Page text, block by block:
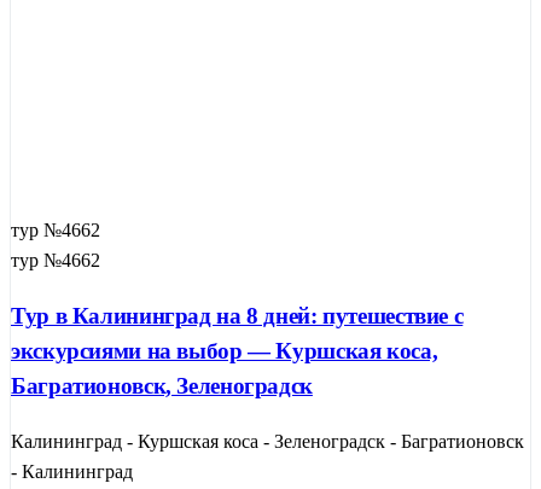
тур №4662
тур №4662
Тур в Калининград на 8 дней: путешествие с
экскурсиями на выбор — Куршская коса,
Багратионовск, Зеленоградск
Калининград - Куршская коса - Зеленоградск - Багратионовск
- Калининград